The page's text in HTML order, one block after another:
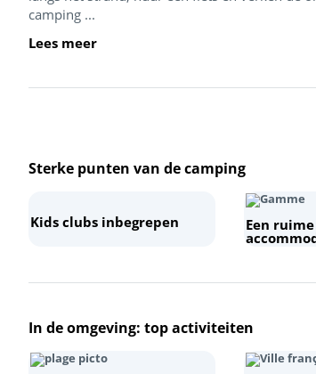
−
camping ...
Lees meer
Sterke punten van de camping
Kids clubs inbegrepen Een
In de omgeving: top activiteiten